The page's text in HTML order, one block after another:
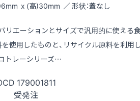
x (高)30mm ／ 形状：蓋なし
リエーションとサイズで汎用的に使える
使用したものと、リサイクル原料を利用
トレーシリーズ…
179001811
受発注